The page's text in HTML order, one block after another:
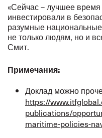
«Сейчас – лучшее время
инвестировали в
разумные
не только людям, но и
Смит.
Примечания:
Доклад можно
https://
publications/
maritime-policies-